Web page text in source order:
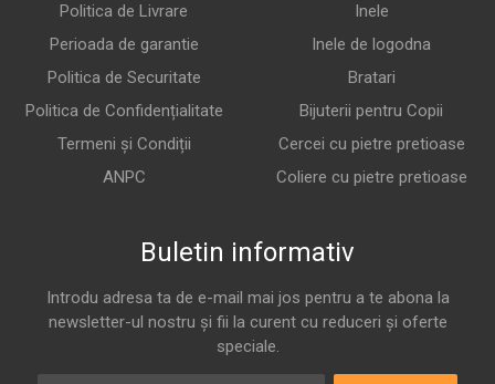
Politica de Livrare
Perioada de garantie
Politica de Securitate
Politica de Confidențialitate
Termeni și Condiții
ANPC
Inele
Inele de logodna
Bratari
Bijuterii pentru Copii
Cercei cu pietre pretioase
Coliere cu pietre pretioase
Buletin informativ
Introdu adresa ta de e-mail mai jos pentru a te abona la
newsletter-ul nostru și fii la curent cu reduceri și oferte
speciale.